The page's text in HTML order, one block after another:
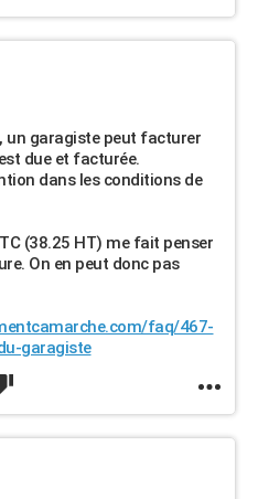
un garagiste peut facturer
due et facturée.
dans les conditions de
(38.25 HT) me fait penser
On en peut donc pas
faq/467-
garagiste